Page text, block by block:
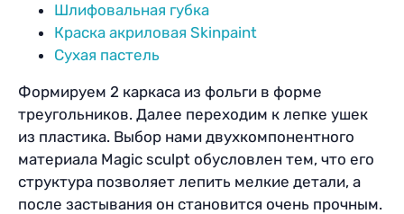
Шлифовальная губка
Краска акриловая Skinpaint
Сухая пастель
Формируем 2 каркаса из фольги в форме
треугольников. Далее переходим к лепке ушек
из пластика. Выбор нами двухкомпонентного
материала Magic sculpt обусловлен тем, что его
структура позволяет лепить мелкие детали, а
после застывания он становится очень прочным.